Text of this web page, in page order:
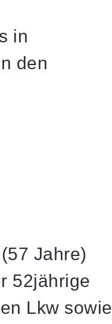
in
den
Jahre)
52jährige
Lkw sowie